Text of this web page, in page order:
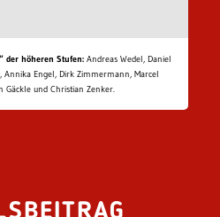
der höheren Stufen: Andreas Wedel, Daniel
Annika Engel, Dirk Zimmermann, Marcel
Gäckle und Christian Zenker.